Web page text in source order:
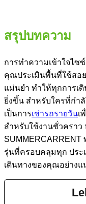
สรุปบทความ
การทำความเข้าใจไซ
คุณประเมินพื้นที่ใช้สอ
แม่นยำ ทำให้ทุกการเ
ยิ่งขึ้น สำหรับใครที่กำลั
เป็นการเช่ารถรายวันเ
สำหรับใช้งานชั่วคราว
รุ่นที่ครอบคลุมทุก ประ
เดินทางของคุณอย่าง